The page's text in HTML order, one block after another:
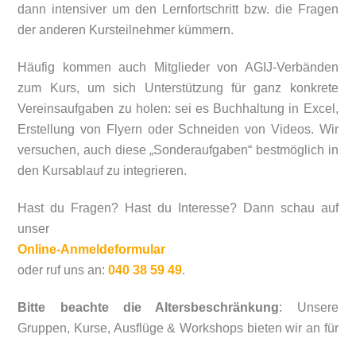
dann intensiver um den Lernfortschritt bzw. die Fragen
der anderen Kursteilnehmer kümmern.
Häufig kommen auch Mitglieder von AGIJ-Verbänden
zum Kurs, um sich Unterstützung für ganz konkrete
Vereinsaufgaben zu holen: sei es Buchhaltung in Excel,
Erstellung von Flyern oder Schneiden von Videos. Wir
versuchen, auch diese „Sonderaufgaben“ bestmöglich in
den Kursablauf zu integrieren.
Hast du Fragen? Hast du Interesse? Dann schau auf
unser
Online-Anmeldeformular
oder ruf uns an:040 38 59 49.
Bitte beachte die Altersbeschränkung: Unsere
Gruppen, Kurse, Ausflüge & Workshops bieten wir an für